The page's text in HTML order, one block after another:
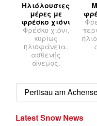
Ηλιόλουστες
μέρες με
φρέσκο χιόνι
Φρέσκο χιόνι,
κυρίως
ηλιοφάνεια,
ασθενής
άνεμος.
Pertisau am